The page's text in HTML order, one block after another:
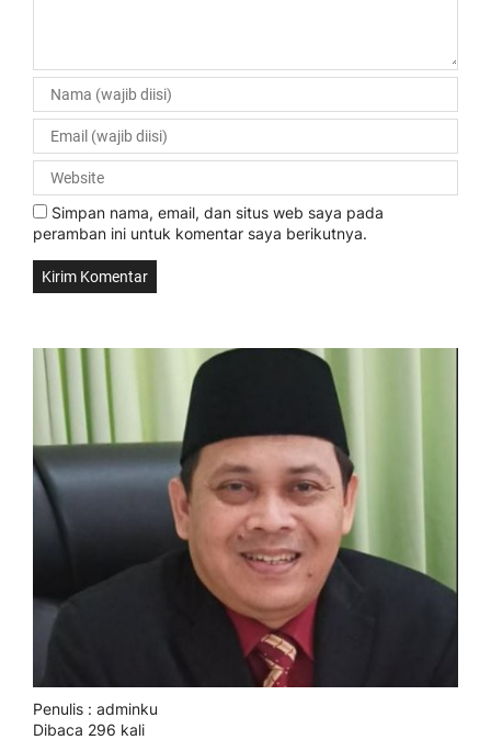
Simpan nama, email, dan situs web saya pada
peramban ini untuk komentar saya berikutnya.
Penulis : adminku
Dibaca 296 kali